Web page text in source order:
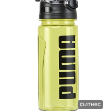
фитнес